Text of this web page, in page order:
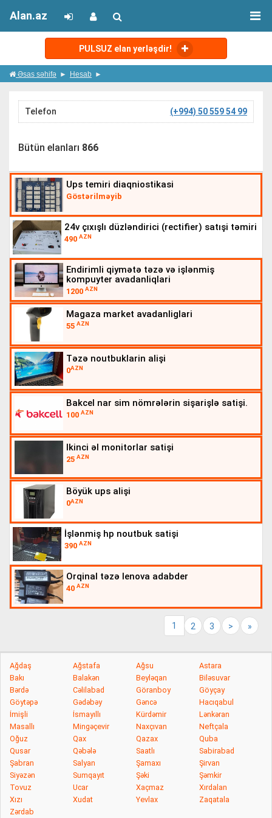
PULSUZ elan yerləşdir!
Alan.az
Əsas səhifə Hesab
Telefon (+994) 50 559 54 99
Bütün elanları 866
ups temiri diaqniostikasi
Göstərilməyib
24v çıxışlı düzləndirici (rectifier) satışi təmiri
490 AZN
endirimli qiymətə təzə və işlənmiş
kompuyter avadanliqlari
1200 AZN
magaza market avadanliglari
55 AZN
təzə noutbuklarin alişi
0AZN
bakcel nar sim nömrələrin sişarişlə satişi.
100 AZN
ikinci əl monitorlar satişi
25 AZN
böyük ups alişi
0AZN
i̇şlənmiş hp noutbuk satişi
390 AZN
orqinal təzə lenova adabder
40 AZN
1 2 3 > »
Ağdaş Ağstafa Ağsu
Astara
Bakı
Balakən Beyləqan
Biləsuvar
Bərdə
Cəlilabad Göranboy
Göyçay
Göytəpə
Gədəbəy Gəncə
Hacıqabul
İmişli
İsmayıllı Kürdəmir
Lənkəran
Masallı
Mingəçevir Naxçıvan
Neftçala
Oğuz
Qax Qazax
Quba
Qusar
Qəbələ Saatlı
Sabirabad
Şabran
Salyan Şamaxı
Şirvan
Siyəzən
Sumqayıt Şəki
Şəmkir
Tovuz
Ucar Xaçmaz
Xırdalan
Xızı
Xudat Yevlax
Zaqatala
Zərdab